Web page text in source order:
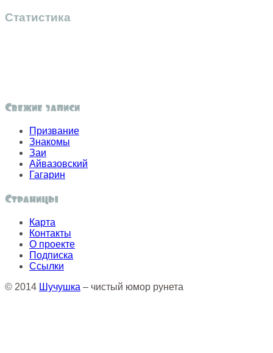
Статистика
Свежие записи
Призвание
Знакомы
Заи
Айвазовский
Гагарин
Страницы
Карта
Контакты
О проекте
Подписка
Ссылки
© 2014 Шучушка – чистый юмор рунета